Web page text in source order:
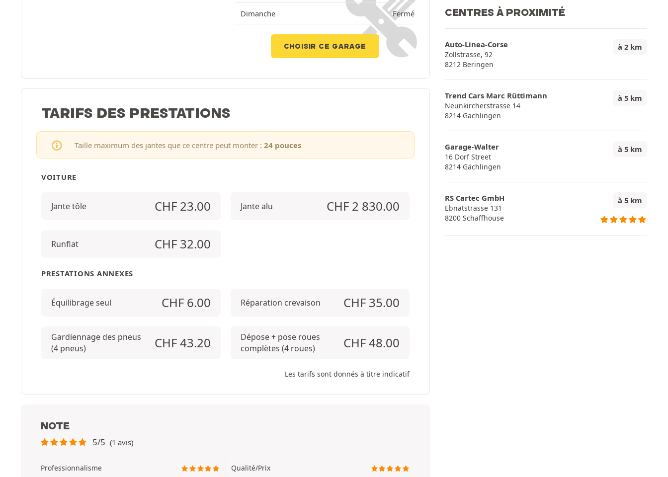
Dimanche Fermé
CHOISIR CE GARAGE
TARIFS DES PRESTATIONS
Taille maximum des jantes que ce centre peut monter : 24 pouces
VOITURE
Jante tôle CHF 23.00 Jante alu CHF 2 830.00
Runflat CHF 32.00
PRESTATIONS ANNEXES
Équilibrage seul CHF 6.00 Réparation crevaison CHF 35.00
Gardiennage des pneus
(4 pneus)
CHF43.20
Dépose + pose roues
complètes (4 roues)
CHF48.00
Les tarifs sont donnés à titre indicatif
NOTE
5/5 (1 avis)
Professionnalisme Qualité/Prix
CENTRES À PROXIMITÉ
Auto-Linea-Corse
Zollstrasse, 92
8212 Beringen
à 2 km
Trend Cars Marc Rüttimann
Neunkircherstrasse 14
8214 Gächlingen
à 5 km
Garage-Walter
16 Dorf Street
8214 Gächlingen
à 5 km
RS Cartec GmbH
Ebnatstrasse 131
8200 Schaffhouse
à 5 km